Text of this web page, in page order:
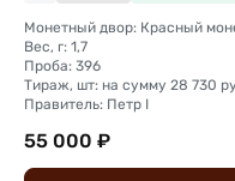
Вес, г: 1,7
Проба: 396
Правитель: Петр I
55 000 ₽